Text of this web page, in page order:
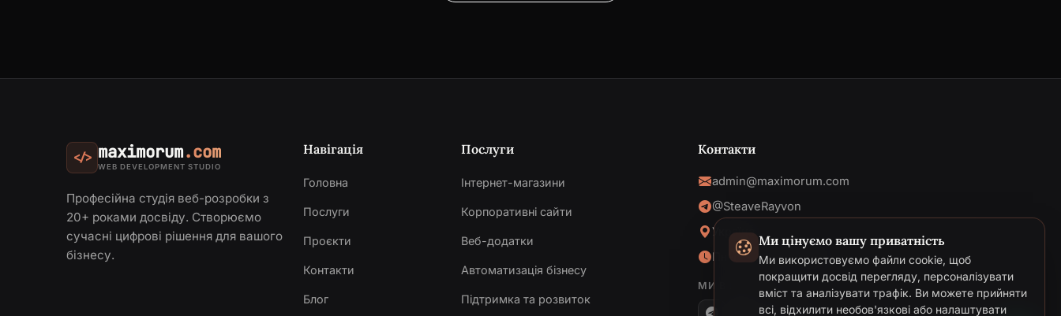
</> maximorum.com
WEB DEVELOPMENT STUDIO
Професійна студія веб-розробки з
20+ роками досвіду. Створюємо
сучасні цифрові рішення для вашого
бізнесу.
Навігація
Головна
Послуги
Проєкти
Контакти
Блог
Послуги
Інтернет-магазини
Корпоративні сайти
Веб-додатки
Автоматизація бізнесу
Підтримка та розвиток
Контакти
admin@maximorum.com
@SteaveRayvon
Україна
Пн-Пт: 09:00 - 18:00
МИ В МЕРЕЖІ
Telegram
Email
Ми цінуємо вашу приватність
Ми використовуємо файли cookie, щоб
покращити досвід перегляду, персоналізувати
вміст та аналізувати трафік. Ви можете прийняти
всі, відхилити необов'язкові або налаштувати